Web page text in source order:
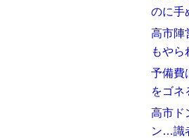
のに手
高市陣
もやら
予備費
をゴネ
高市ド
ン…識